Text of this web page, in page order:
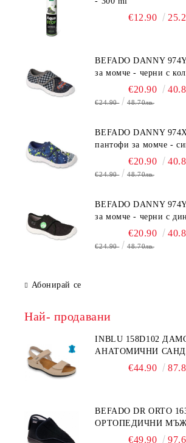
€12.90
BEFADO DANNY
за момче - черни с
€20.90
€24.90 48.70лв.
BEFADO DANNY
пантофи за момче -
€20.90
€24.90 48.70лв.
BEFADO DANNY
за момче - черни с
€20.90
€24.90 48.70лв.
Абонирай се
Най- продавани
INBLU 158D102
АНАТОМИЧНИ
ЕСТЕСТВЕНА
€44.90
BEFADO DR ORTO
ОРТОПЕДИЧНИ МЪЖКИ
ЗА ГИПСИРАН ИЛИ
€49.90